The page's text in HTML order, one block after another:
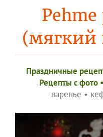
(мягкий
Праздничные
Рецепты c фото •
варенье •